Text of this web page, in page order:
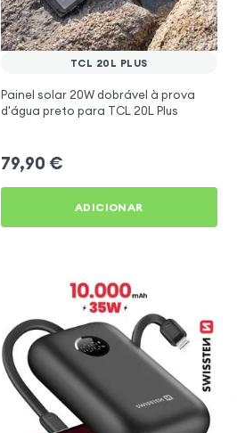
TCL 20L PLUS
Painel solar 20W dobrável à prova
d'água preto para TCL 20L Plus
79,90 €
ADICIONAR